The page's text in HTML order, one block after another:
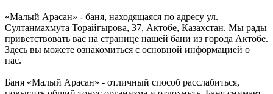
«Малый Арасан» - баня, находящаяся по адресу ул.
Султанмахмута Торайгырова, 37, Актобе, Казахстан. Мы рады
приветствовать вас на странице нашей бани из города Актобе.
Здесь вы можете ознакомиться с основной информацией о
нас.
Баня «Малый Арасан» - отличный способ расслабиться,